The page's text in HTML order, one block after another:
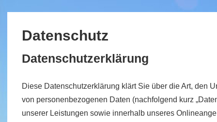
Datenschutz
Datenschutzerklärung
Diese Datenschutzerklärung klärt Sie über die Art, den
von personenbezogenen Daten (nachfolgend kurz
unserer Leistungen sowie innerhalb unseres